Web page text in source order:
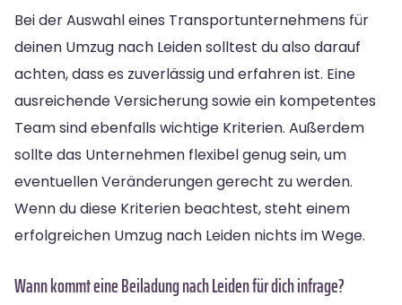
Bei der Auswahl eines Transportunternehmens für
deinen Umzug nach Leiden solltest du also darauf
achten, dass es zuverlässig und erfahren ist. Eine
ausreichende Versicherung sowie ein kompetentes
Team sind ebenfalls wichtige Kriterien. Außerdem
sollte das Unternehmen flexibel genug sein, um
eventuellen Veränderungen gerecht zu werden.
Wenn du diese Kriterien beachtest, steht einem
erfolgreichen Umzug nach Leiden nichts im Wege.
Wann kommt eine Beiladung nach Leiden für dich infrage?